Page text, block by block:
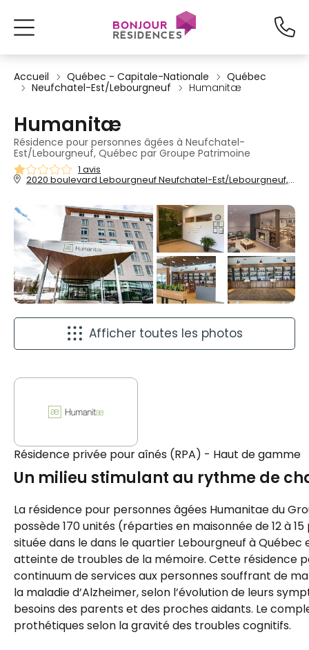
Accueil Québec - Capitale-Nationale
Québec
Neufchatel-Est/Lebourgneuf
Humanitæ
Humanitæ
Résidence pour personnes âgées à Neufchatel-
Est/Lebourgneuf, Québec par Groupe Patrimoine
1 avis
2020 boulevard Lebourgneuf Neufchatel-Est/Lebourgneuf, Québec, QC, G2K 0B3
Afficher toutes les photos
Résidence privée pour aînés (RPA) - Haut de gamme
Un milieu stimulant au rythme de
La résidence pour personnes âgées Humanitae du
possède 170 unités (réparties en maisonnée de 12 à
située dans le dans le quartier Lebourgneuf à Québec
atteinte de troubles de la mémoire. Cette résidence
continuum de services aux personnes souffrant de
la maladie d’Alzheimer, selon l’évolution de leurs
besoins des parents et des proches aidants. Le
prothétiques selon la gravité des troubles cognitifs.